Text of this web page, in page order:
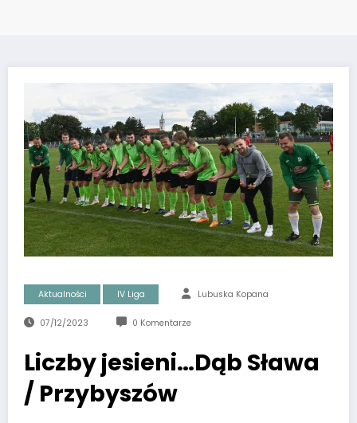
Aktualności IV Liga Lubuska Kopana
07/12/2023 0 Komentarze
Liczby jesieni…Dąb Sława
/ Przybyszów